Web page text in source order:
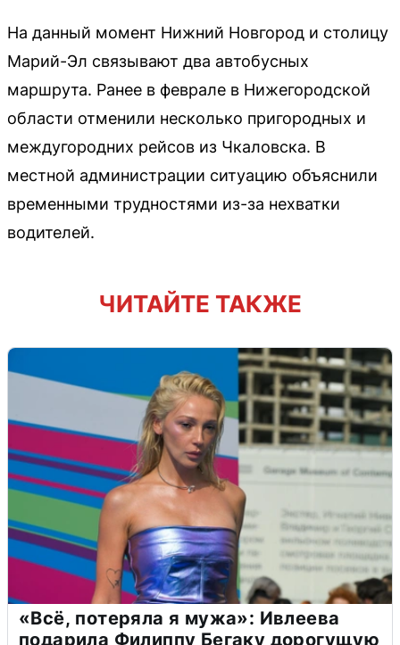
На данный момент Нижний Новгород и столицу
Марий-Эл связывают два автобусных
маршрута. Ранее в феврале в Нижегородской
области отменили несколько пригородных и
междугородних рейсов из Чкаловска. В
местной администрации ситуацию объяснили
временными трудностями из-за нехватки
водителей.
ЧИТАЙТЕ ТАКЖЕ
«Всё, потеряла я мужа»: Ивлеева
подарила Филиппу Бегаку дорогущую